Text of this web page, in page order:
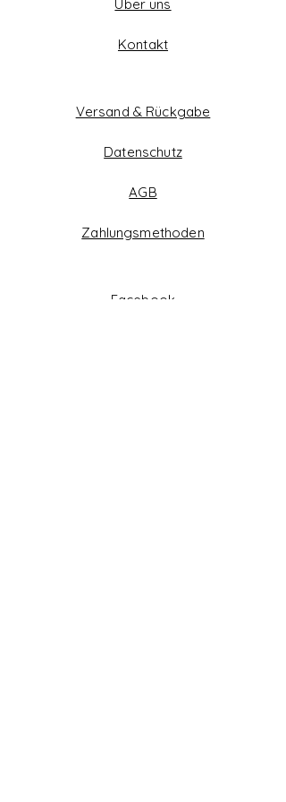
Über uns
Kontakt
Versand & Rückgabe
Datenschutz
AGB
Zahlungsmethoden
Facebook